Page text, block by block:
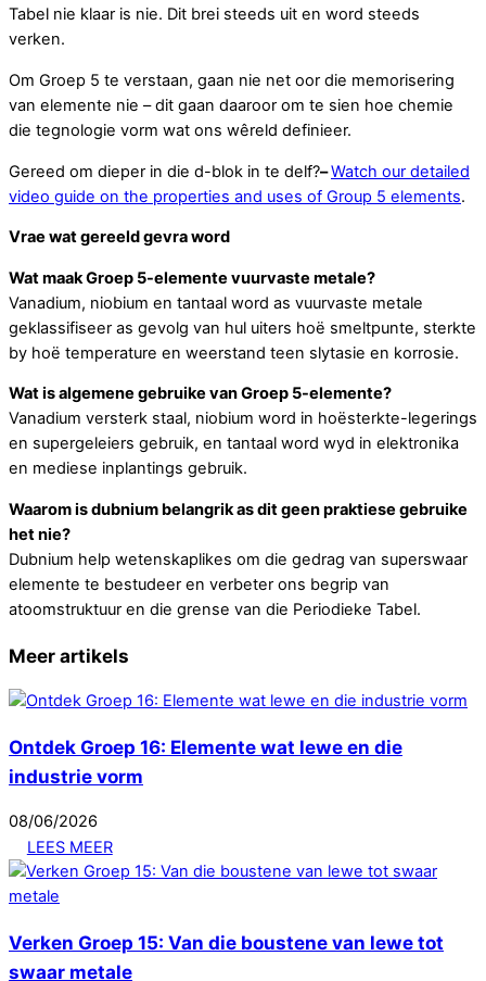
Tabel nie klaar is nie. Dit brei steeds uit en word steeds
verken.
Om Groep 5 te verstaan, gaan nie net oor die memorisering
van elemente nie – dit gaan daaroor om te sien hoe chemie
die tegnologie vorm wat ons wêreld definieer.
Gereed om dieper in die d-blok in te delf?–Watch our detailed
video guide on the properties and uses of Group 5 elements.
Vrae wat gereeld gevra word
Wat maak Groep 5-elemente vuurvaste metale?
Vanadium, niobium en tantaal word as vuurvaste metale
geklassifiseer as gevolg van hul uiters hoë smeltpunte, sterkte
by hoë temperature en weerstand teen slytasie en korrosie.
Wat is algemene gebruike van Groep 5-elemente?
Vanadium versterk staal, niobium word in hoësterkte-legerings
en supergeleiers gebruik, en tantaal word wyd in elektronika
en mediese inplantings gebruik.
Waarom is dubnium belangrik as dit geen praktiese gebruike
het nie?
Dubnium help wetenskaplikes om die gedrag van superswaar
elemente te bestudeer en verbeter ons begrip van
atoomstruktuur en die grense van die Periodieke Tabel.
Meer artikels
Ontdek Groep 16: Elemente wat lewe en die
industrie vorm
08/06/2026
LEES MEER
Verken Groep 15: Van die boustene van lewe tot
swaar metale